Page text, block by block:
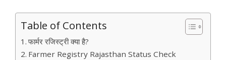
Table of Contents
फार्मर रजिस्ट्री क्या है?
Farmer Registry Rajasthan Status Check